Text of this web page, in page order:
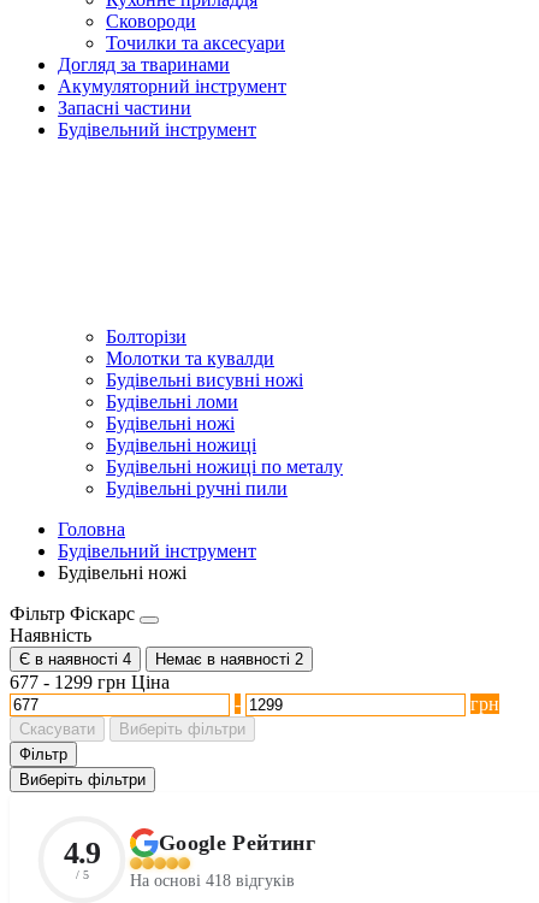
Сковороди
Точилки та аксесуари
Догляд за тваринами
Акумуляторний інструмент
Запасні частини
Будівельний інструмент
Болторізи
Молотки та кувалди
Будівельні висувні ножі
Будівельні ломи
Будівельні ножі
Будівельні ножиці
Будівельні ножиці по металу
Будівельні ручні пили
Головна
Будівельний інструмент
Будівельні ножі
Фільтр Фіскарс
Наявність
Є в наявності 4 Немає в наявності 2
677 - 1299 грн Ціна
-
грн
Скасувати
Виберіть фільтри
Фільтр
Виберіть фільтри
4.9
/ 5
Google Рейтинг
На основі 418 відгуків